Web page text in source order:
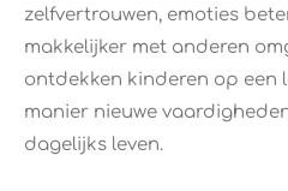
zelfvertrouwen, emoties
makkelijker met anderen
ontdekken kinderen op een
manier nieuwe
dagelijks leven.